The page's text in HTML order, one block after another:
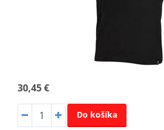
30,45 €
Do košíka